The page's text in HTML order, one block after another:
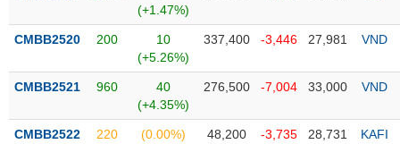
Niêm
Niêm
mới
(+1.47%)
CMBB2520 200
10
(+5.26%)
337,400 -3,446 27,981 VND
CMBB2521 960
40
(+4.35%)
276,500 -7,004 33,000 VND
CMBB2522 220 (0.00%) 48,200 -3,735 28,731 KAFI
PHIẾU
PHÁI